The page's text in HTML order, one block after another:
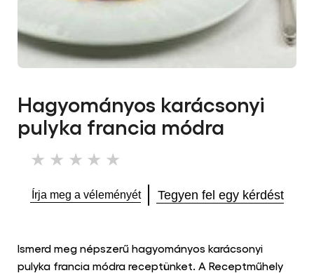
Hagyományos karácsonyi
pulyka francia módra
Nem
küldtek
értékelést
elemhez
Írja meg a véleményét Tegyen fel egy kérdést
Ismerd meg népszerű hagyományos karácsonyi
pulyka francia módra receptünket. A Receptműhely